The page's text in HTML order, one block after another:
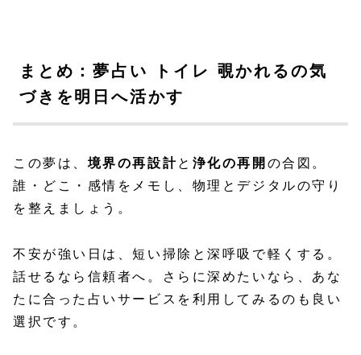
まとめ：夢占い トイレ 覗かれるの気
づきを明日へ活かす
この夢は、 境界の再設計と 浄化の再開 の合図。
誰・どこ・感情をメモし、物理とデジタルの守り
を整えましょう。
不安が強い日は、短い掃除と深呼吸で軽くする。
話せるなら信頼者へ。さらに深めたいなら、あな
たに合った占いサービスを利用してみるのも良い
選択です。